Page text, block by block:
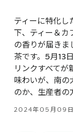
ティーに特化し
下、ティー＆
の香りが届きま
茶です。5月13
リンクすべてが
味わいが、南の
のか、生産者の
2024年05月09